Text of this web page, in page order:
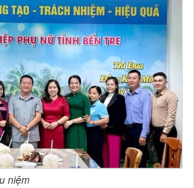
niệm